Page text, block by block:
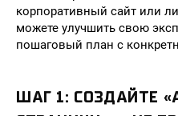
корпоративный сайт или
можете улучшить свою
пошаговый план с
ШАГ 1: СОЗДАЙТЕ